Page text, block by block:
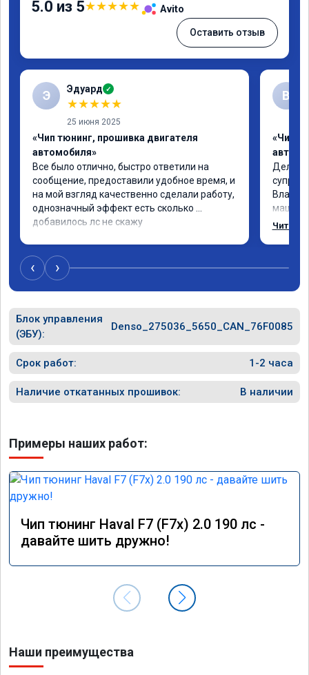
5.0 из 5★★★★★ Avito
Оставить отзыв
Э Эдуард ✓
★★★★★
25 июня 2025
«Чип тюнинг, прошивка двигателя
автомобиля»
Все было отлично, быстро ответили на
сообщение, предоставили удобное время, и
на мой взгляд качественно сделали работу,
однозначный эффект есть сколько
добавилось лс не скажу
В
«Чип
Делал
машина
Читать
‹ ›
Блок управления
(ЭБУ):
Denso_275036_5650_CAN_76F0085
Срок работ: 1-2 часа
Наличие откатанных прошивок: В наличии
Примеры наших работ:
Чип тюнинг Haval F7 (F7x) 2.0 190 лс -
давайте шить дружно!
Наши преимущества